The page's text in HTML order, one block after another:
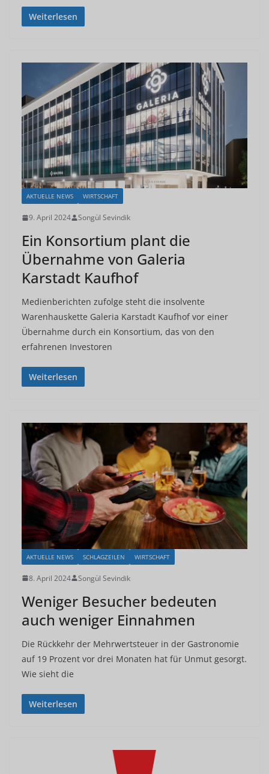
Weiterlesen
AKTUELLE NEWS WIRTSCHAFT
9. April 2024 Songül Sevindik
Ein Konsortium plant die
Übernahme von Galeria
Karstadt Kaufhof
Medienberichten zufolge steht die insolvente
Warenhauskette Galeria Karstadt Kaufhof vor einer
Übernahme durch ein Konsortium, das von den
erfahrenen Investoren
Weiterlesen
AKTUELLE NEWS SCHLAGZEILEN WIRTSCHAFT
8. April 2024 Songül Sevindik
Weniger Besucher bedeuten
auch weniger Einnahmen
Die Rückkehr der Mehrwertsteuer in der Gastronomie
auf 19 Prozent vor drei Monaten hat für Unmut gesorgt.
Wie sieht die
Weiterlesen